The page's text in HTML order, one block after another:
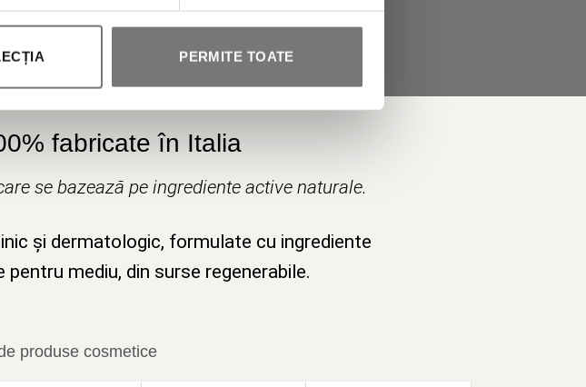
PERMITE TOATE
fabricate în Italia
se bazează pe ingrediente active naturale.
și dermatologic, formulate cu ingrediente
mediu, din surse regenerabile.
produse cosmetice